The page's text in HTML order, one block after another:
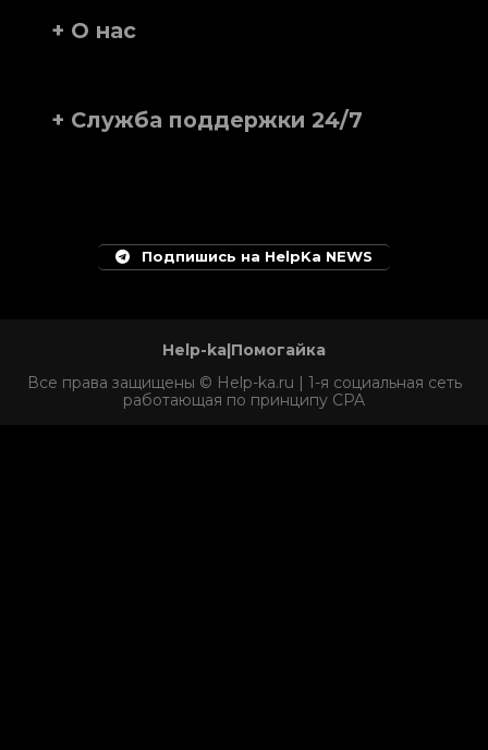
+ О нас
+ Служба поддержки 24/7
Подпишись на HelpKa NEWS
Help-ka|Помогайка
Все права защищены © Help-ka.ru | 1-я социальная сеть
работающая по принципу CPA